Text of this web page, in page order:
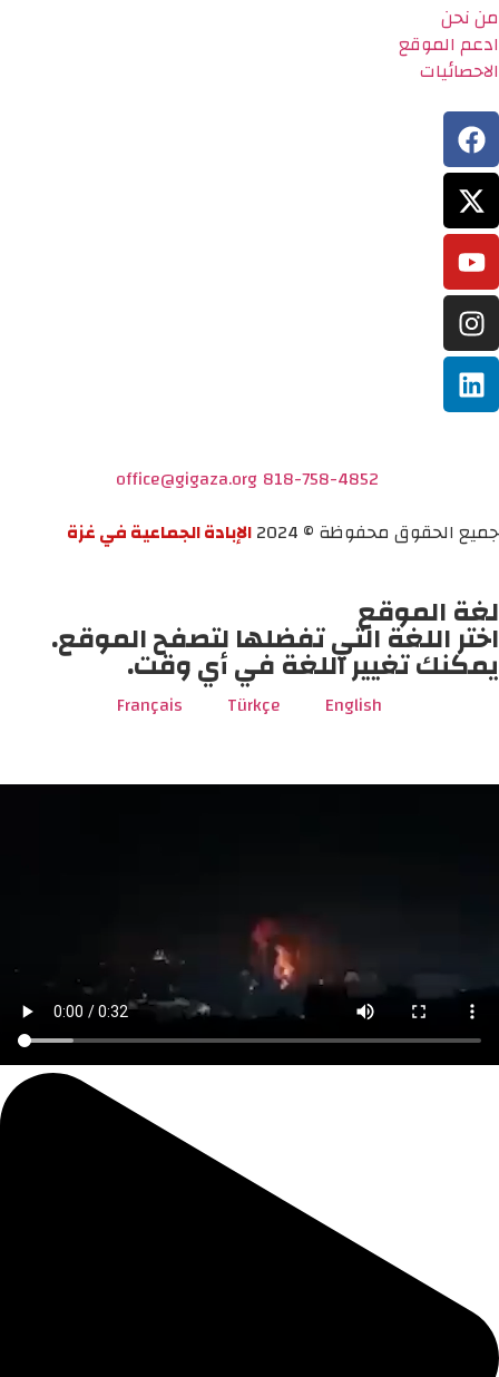
من نحن
ادعم الموقع
الاحصائيات
818-758-4852
office@gigaza.org
جميع الحقوق محفوظة © 2024
الإبادة الجماعية في غزة
لغة الموقع
اختر اللغة التي تفضلها لتصفح الموقع.
يمكنك تغيير اللغة في أي وقت.
English
Türkçe
Français